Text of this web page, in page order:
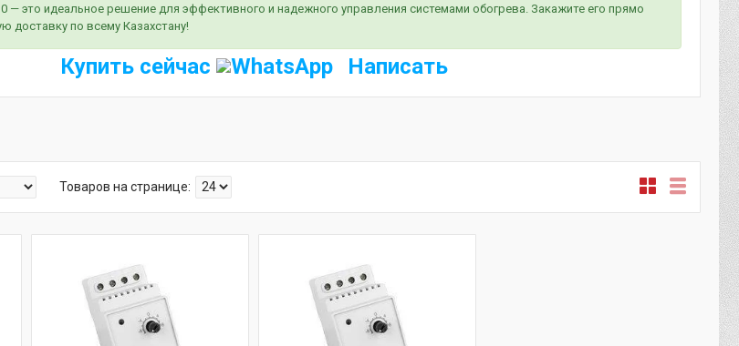
— это идеальное решение для эффективного и надежного управления системами обогрева. Закажите его прямо
доставку по всему Казахстану!
Купить сейчас Написать